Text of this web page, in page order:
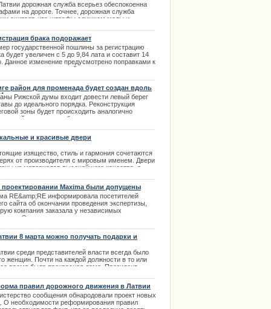
дорожная служба всерьез обеспокоенна
на дороге. Точнее, дорожная служба
считает, что штрафы слишком малы и
брака подоражает
государственной пошлины за регистрацию
будет увеличен с 5 до 9,84 лата и составит 14
Данное изменение предусмотрено поправками к
о государственной пошлине за регистрацию
район для променада будет создан вдоль
Рижской думы входит довести левый берег
до идеального порядка. Реконструкция
зоны будет происходить аналогично
правого берега реки.
моста. У здания Национальной библиотеки
реки. | 05.03.2014
и красивые двери
изящество, стиль и гармония сочетаются
от производителя с мировым именем. Двери
из материалов высочайшего качества, а
на самых утонченных ценителей прекрасного.
Maxima были допущены
RE&amp;RE информировала посетителей
сайта об окончании проведения экспертизы,
компания заказала у независимых
Экспертизу проекта строительства
Грасманис, Валерий Васильев и Дидзис
8 марта можно получать подарки и
среди представителей власти всегда было
женщин. Почти на каждой должности в то или
время была прекрасная дама. Президент
а с недавних пор и премьер-министр —в
Республике женщины занимали высокие
правил дорожного движения в Латвии
сообщения обнародовали проект новых
О необходимости реформирования правил